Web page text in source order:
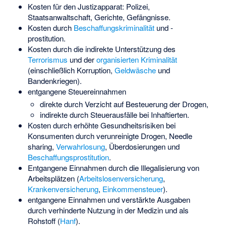
Kosten für den Justizapparat: Polizei,
Staatsanwaltschaft, Gerichte, Gefängnisse.
Kosten durch Beschaffungskriminalitätund -
prostitution.
Kosten durch die indirekte Unterstützung des
Terrorismus und derorganisierten Kriminalität
(einschließlich Korruption, Geldwäscheund
Bandenkriegen).
entgangene Steuereinnahmen
direkte durch Verzicht auf Besteuerung der Drogen,
indirekte durch Steuerausfälle bei Inhaftierten.
Kosten durch erhöhte Gesundheitsrisiken bei
Konsumenten durch verunreinigte Drogen, Needle
sharing, Verwahrlosung, Überdosierungen und
Beschaffungsprostitution.
Entgangene Einnahmen durch die Illegalisierung von
Arbeitsplätzen (Arbeitslosenversicherung,
Krankenversicherung, Einkommensteuer).
entgangene Einnahmen und verstärkte Ausgaben
durch verhinderte Nutzung in der Medizin und als
Rohstoff (Hanf).